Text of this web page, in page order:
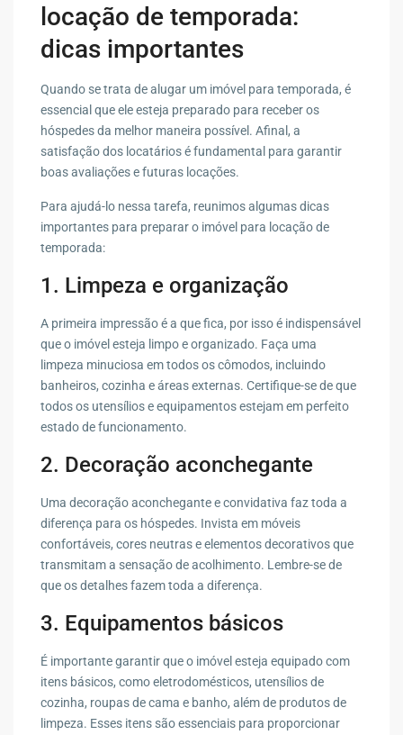
locação de temporada:
dicas importantes
Quando se trata de alugar um imóvel para temporada, é
essencial que ele esteja preparado para receber os
hóspedes da melhor maneira possível. Afinal, a
satisfação dos locatários é fundamental para garantir
boas avaliações e futuras locações.
Para ajudá-lo nessa tarefa, reunimos algumas dicas
importantes para preparar o imóvel para locação de
temporada:
1. Limpeza e organização
A primeira impressão é a que fica, por isso é indispensável
que o imóvel esteja limpo e organizado. Faça uma
limpeza minuciosa em todos os cômodos, incluindo
banheiros, cozinha e áreas externas. Certifique-se de que
todos os utensílios e equipamentos estejam em perfeito
estado de funcionamento.
2. Decoração aconchegante
Uma decoração aconchegante e convidativa faz toda a
diferença para os hóspedes. Invista em móveis
confortáveis, cores neutras e elementos decorativos que
transmitam a sensação de acolhimento. Lembre-se de
que os detalhes fazem toda a diferença.
3. Equipamentos básicos
É importante garantir que o imóvel esteja equipado com
itens básicos, como eletrodomésticos, utensílios de
cozinha, roupas de cama e banho, além de produtos de
limpeza. Esses itens são essenciais para proporcionar